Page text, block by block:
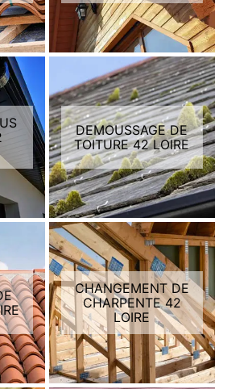
DEMOUSSAGE DE
TOITURE 42 LOIRE
CHANGEMENT DE
CHARPENTE 42
LOIRE